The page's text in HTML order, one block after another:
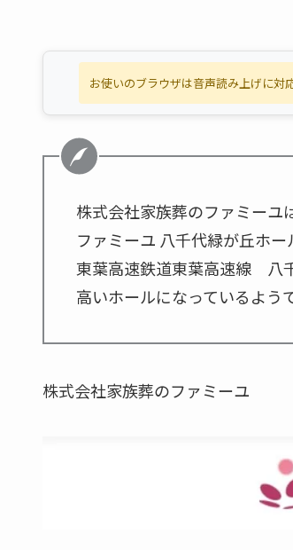
お使いのブラウザは音声読み上げに対
株式会社家族葬のファミーユ
ファミーユ 八千代緑が丘ホー
東葉高速鉄道東葉高速線 八
高いホールになっているようで
株式会社家族葬のファミーユ